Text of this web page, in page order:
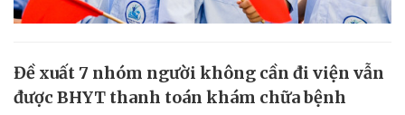
Đề xuất 7 nhóm người không cần đi viện vẫn
được BHYT thanh toán khám chữa bệnh